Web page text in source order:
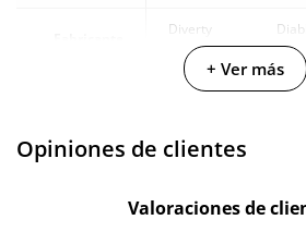
Diverty
Sex
+ Ver más
Opiniones de clientes
Valoraciones de